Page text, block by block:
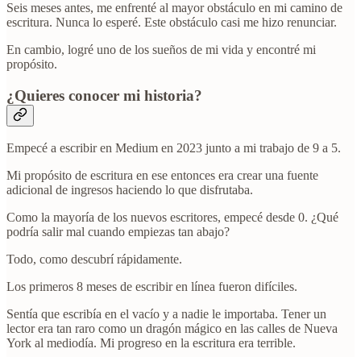
Seis meses antes, me enfrenté al mayor obstáculo en mi camino de
escritura. Nunca lo esperé. Este obstáculo casi me hizo renunciar.
En cambio, logré uno de los sueños de mi vida y encontré mi
propósito.
¿Quieres conocer mi historia?
Empecé a escribir en Medium en 2023 junto a mi trabajo de 9 a 5.
Mi propósito de escritura en ese entonces era crear una fuente
adicional de ingresos haciendo lo que disfrutaba.
Como la mayoría de los nuevos escritores, empecé desde 0. ¿Qué
podría salir mal cuando empiezas tan abajo?
Todo, como descubrí rápidamente.
Los primeros 8 meses de escribir en línea fueron difíciles.
Sentía que escribía en el vacío y a nadie le importaba. Tener un
lector era tan raro como un dragón mágico en las calles de Nueva
York al mediodía. Mi progreso en la escritura era terrible.